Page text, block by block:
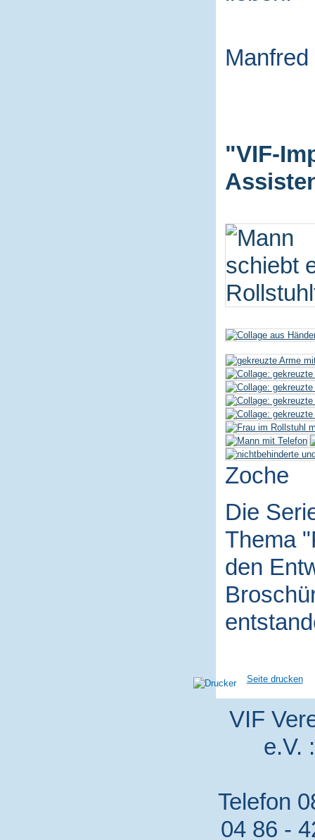
"VIF-
Zoche
Die
Thema
den
Seite drucken
VIF
e.V.
Telefon
04 86 -